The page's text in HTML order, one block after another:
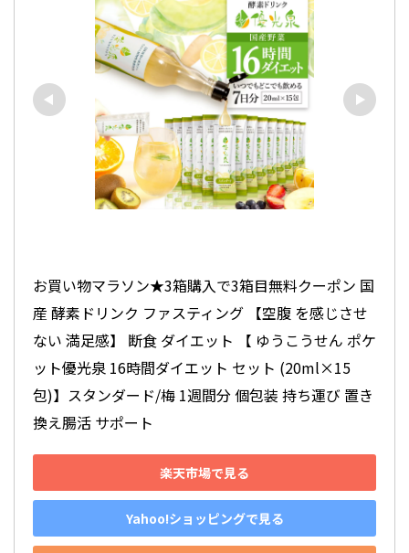
お買い物マラソン★3箱購入で3箱目無料クーポン 国
産 酵素ドリンク ファスティング 【空腹 を感じさせ
ない 満足感】 断食 ダイエット 【 ゆうこうせん ポケ
ット優光泉 16時間ダイエット セット (20ml×15
包)】スタンダード/梅 1週間分 個包装 持ち運び 置き
換え腸活 サポート
楽天市場で見る
Yahoo!ショッピングで見る